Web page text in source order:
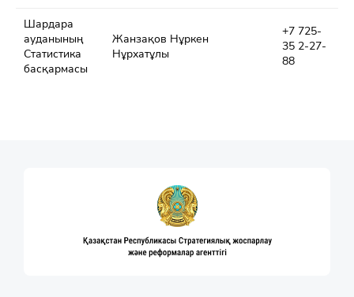
Шардара
ауданының
Статистика
басқармасы
Жанзақов Нұркен
Нұрхатұлы
+7 725-
35 2-27-
88